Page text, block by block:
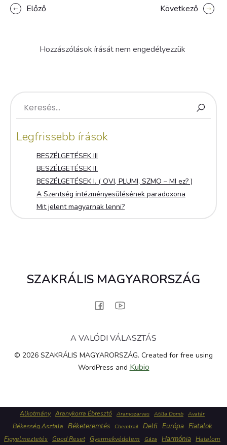
Előző Következő
Hozzászólások írását nem engedélyezzük
Legfrissebb írások
BESZÉLGETÉSEK III
BESZÉLGETÉSEK II.
BESZÉLGETÉSEK I. ( OVI, PLUMI, SZMO – MI ez? )
A Szentség intézményesülésének paradoxona
Mit jelent magyarnak lenni?
SZAKRÁLIS MAGYARORSZÁG
A VALÓDI VÁLASZTÁS
© 2026 SZAKRÁLIS MAGYARORSZÁG. Created for free using
WordPress and Kubio
Alkotmány Aranykorra Ébresztő Aranyszarvas Atilla Domb Avatár
Békesség Asztala Béketeremtés Chemtrail Delfi Európa Fiatalok
Figyelmeztetés Good Reset Gyermekvédelem Gáza Harmónia Hatalom